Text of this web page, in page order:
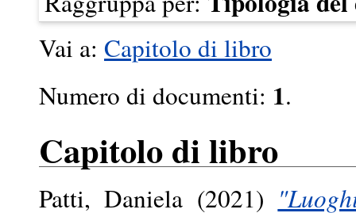
Vai a: Capitolo di libro
Numero di documenti: 1.
Capitolo di libro
Patti, Daniela (2021)